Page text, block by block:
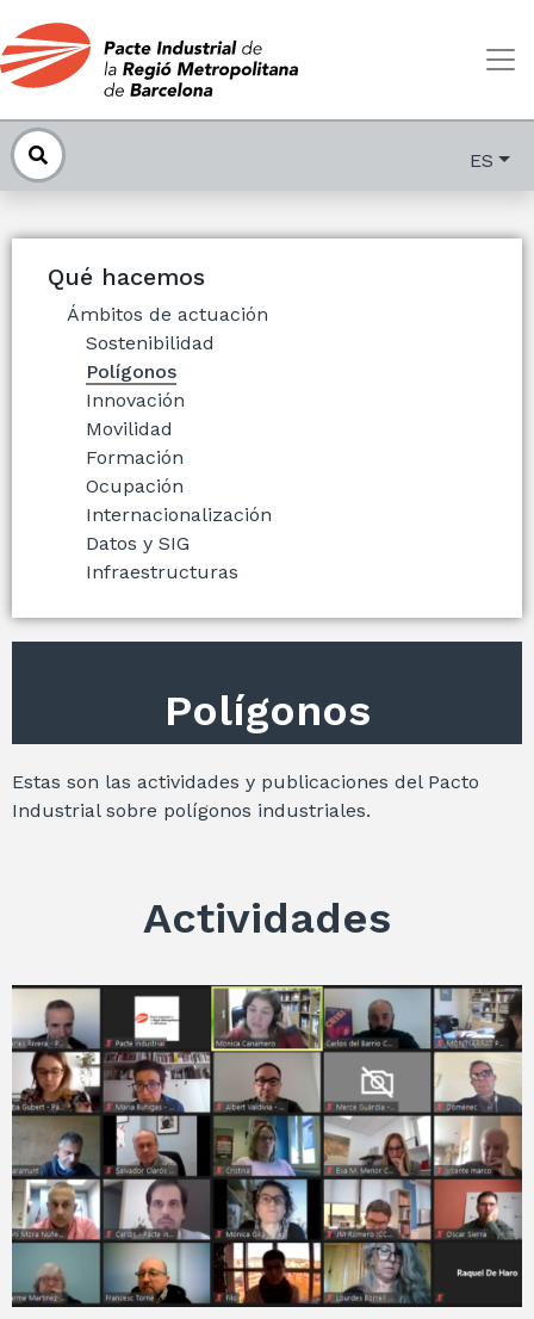
ES
Qué hacemos
Ámbitos de actuación
Sostenibilidad
Polígonos
Innovación
Movilidad
Formación
Ocupación
Internacionalización
Datos y SIG
Infraestructuras
Polígonos
Estas son las actividades y publicaciones del Pacto
Industrial sobre polígonos industriales.
Actividades